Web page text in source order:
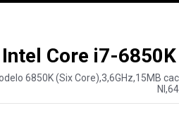
Core i7-
6850K (Six Core),3,6GHz,15MB
5º
openbox
6º
mouse